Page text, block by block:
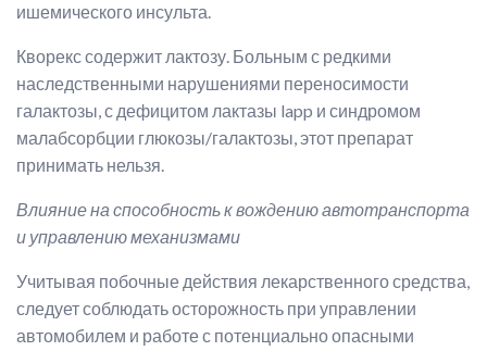
ишемического инсульта.
Кворекс содержит лактозу. Больным с редкими
наследственными нарушениями переносимости
галактозы, с дефицитом лактазы lapp и синдромом
малабсорбции глюкозы/галактозы, этот препарат
принимать нельзя.
Влияние на способность к вождению автотранспорта
и управлению механизмами
Учитывая побочные действия лекарственного средства,
следует соблюдать осторожность при управлении
автомобилем и работе с потенциально опасными